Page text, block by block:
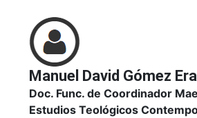
Manuel David Gómez
Doc. Func. de Coordinador
Estudios Teológicos